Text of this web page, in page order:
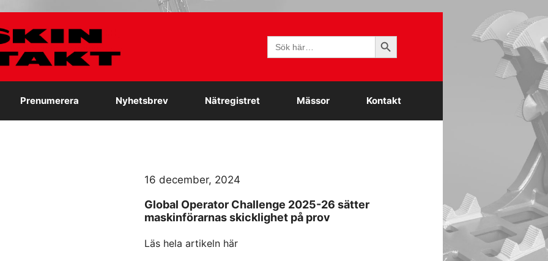
Sök
efter:
Sökknapp
Prenumerera Nyhetsbrev Nätregistret Mässor Kontakt
16 december, 2024
Global Operator Challenge 2025-26 sätter
maskinförarnas skicklighet på prov
Läs hela artikeln här